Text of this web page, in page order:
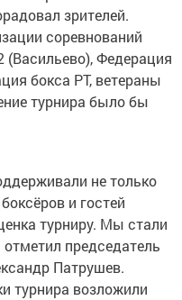
зрителей.
соревнований
Федерация
бокса РТ, ветераны
турнира было бы
не только
и гостей
турниру. Мы стали
председатель
Патрушев.
турнира возложили